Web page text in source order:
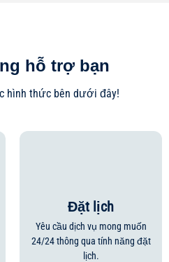
hỗ trợ bạn
hình thức bên dưới đây!
Đặt lịch
Yêu cầu dịch vụ mong muốn
24/24 thông qua tính năng đặt
lịch.